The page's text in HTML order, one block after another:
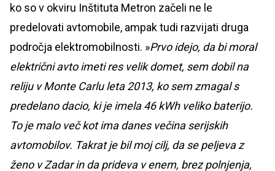
ko so v okviru Inštituta Metron začeli ne le
predelovati avtomobile, ampak tudi razvijati druga
področja elektromobilnosti. »Prvo idejo, da bi moral
električni avto imeti res velik domet, sem dobil na
reliju v Monte Carlu leta 2013, ko sem zmagal s
predelano dacio, ki je imela 46 kWh veliko baterijo.
To je malo več kot ima danes večina serijskih
avtomobilov. Takrat je bil moj cilj, da se peljeva z
ženo v Zadar in da prideva v enem, brez polnjenja,